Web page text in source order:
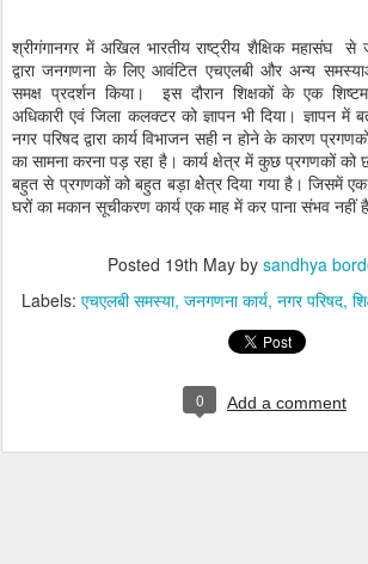
श्रीगंगानगर में अखिल भारतीय राष्ट्रीय शैक्षिक महासंघ से
द्वारा जनगणना के लिए आवंटित एचएलबी और अन्य
समक्ष प्रदर्शन किया। इस दौरान शिक्षकों के एक
अधिकारी एवं जिला कलक्टर को ज्ञापन भी दिया। ज्ञापन में
नगर परिषद द्वारा कार्य विभाजन सही न होने के कारण
का सामना करना पड़ रहा है। कार्य क्षेत्र में कुछ प्रगणकों को
बहुत से प्रगणकों को बहुत बड़ा क्षेेत्र दिया गया है। जिसमें
घरों का मकान सूचीकरण कार्य एक माह में कर पाना संभव नहीं
Posted 19th May by sandhya
Labels: एचएलबी समस्या जनगणना कार्य नगर परिषद
0 Add a comment